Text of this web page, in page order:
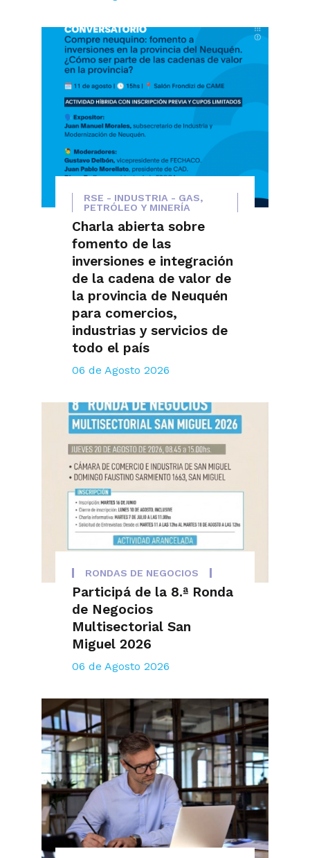
RSE - INDUSTRIA - GAS,
PETRÓLEO Y MINERÍA
Charla abierta sobre
fomento de las
inversiones e integración
de la cadena de valor de
la provincia de Neuquén
para comercios,
industrias y servicios de
todo el país
06 de Agosto 2026
RONDAS DE NEGOCIOS
Participá de la 8.ª Ronda
de Negocios
Multisectorial San
Miguel 2026
06 de Agosto 2026